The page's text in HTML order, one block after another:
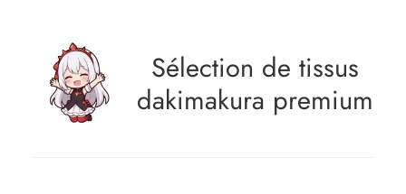
Sélection de tissus
dakimakura premium